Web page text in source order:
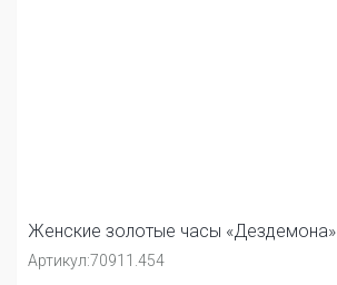
Женские золотые часы «Дездемона»
Артикул:70911.454